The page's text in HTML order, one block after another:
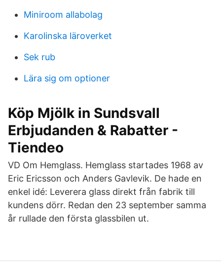
Miniroom allabolag
Karolinska läroverket
Sek rub
Lära sig om optioner
Köp Mjölk in Sundsvall
Erbjudanden & Rabatter -
Tiendeo
VD Om Hemglass. Hemglass startades 1968 av
Eric Ericsson och Anders Gavlevik. De hade en
enkel idé: Leverera glass direkt från fabrik till
kundens dörr. Redan den 23 september samma
år rullade den första glassbilen ut.